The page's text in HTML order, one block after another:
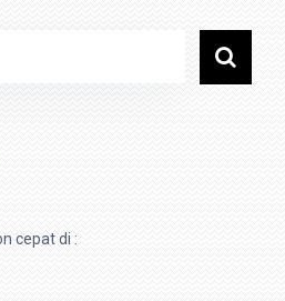
cepat di :